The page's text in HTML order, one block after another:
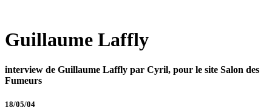
Guillaume Laffly
interview de Guillaume Laffly par Cyril, pour le site Salon des
Fumeurs
18/05/04